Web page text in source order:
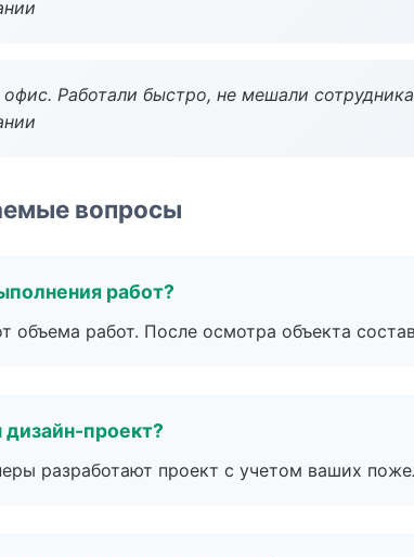
Работали быстро, не мешали
вопросы
работ?
объема работ. После осмотра объекта
проект?
разработают проект с учетом ваших